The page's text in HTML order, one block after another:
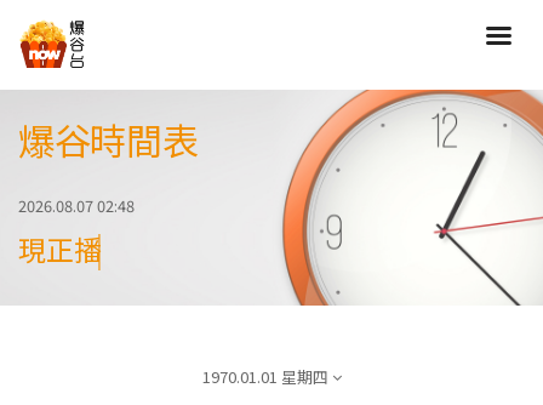
劇情
喜劇
動作
愛情
歷險
驚慄
恐怖
家庭
爆谷時間表
2026.08.07 02:48
現正播映：超意神探
1970.01.01 星期四